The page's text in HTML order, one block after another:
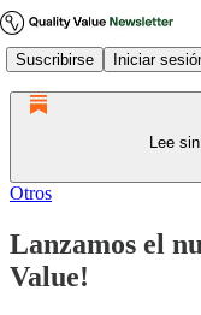
Suscribirse Iniciar
Lee
Otros
Lanzamos el
Value!